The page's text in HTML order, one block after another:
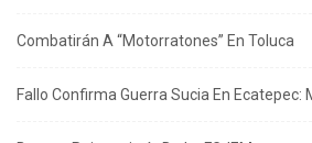
Combatirán A “Motorratones” En Toluca
Fallo Confirma Guerra Sucia En Ecatepec: